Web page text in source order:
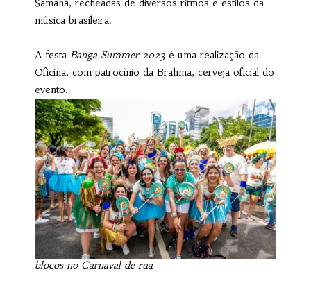
Samahá, recheadas de diversos ritmos e estilos da
música brasileira.
A festa Banga Summer 2023 é uma realização da
Oficina, com patrocínio da Brahma, cerveja oficial do
evento.
blocos no Carnaval de rua